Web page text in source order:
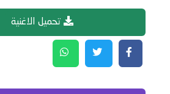
تحميل الاغنية